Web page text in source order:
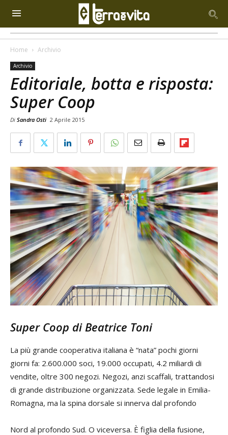
Home Archivio
Archivio
Editoriale, botta e risposta:
Super Coop
Di Sandra Osti 2 Aprile 2015
Super Coop di Beatrice Toni
La più grande cooperativa italiana è “nata” pochi giorni
giorni fa: 2.600.000 soci, 19.000 occupati, 4.2 miliardi di
vendite, oltre 300 negozi. Negozi, anzi scaffali, trattandosi
di grande distribuzione organizzata. Sede legale in Emilia-
Romagna, ma la spina dorsale si innerva dal profondo
Nord al profondo Sud. O viceversa. È figlia della fusione,